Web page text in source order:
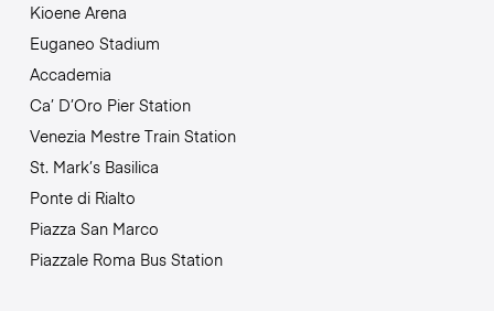
Kioene Arena
Euganeo Stadium
Accademia
Ca’ D’Oro Pier Station
Venezia Mestre Train Station
St. Mark’s Basilica
Ponte di Rialto
Piazza San Marco
Piazzale Roma Bus Station